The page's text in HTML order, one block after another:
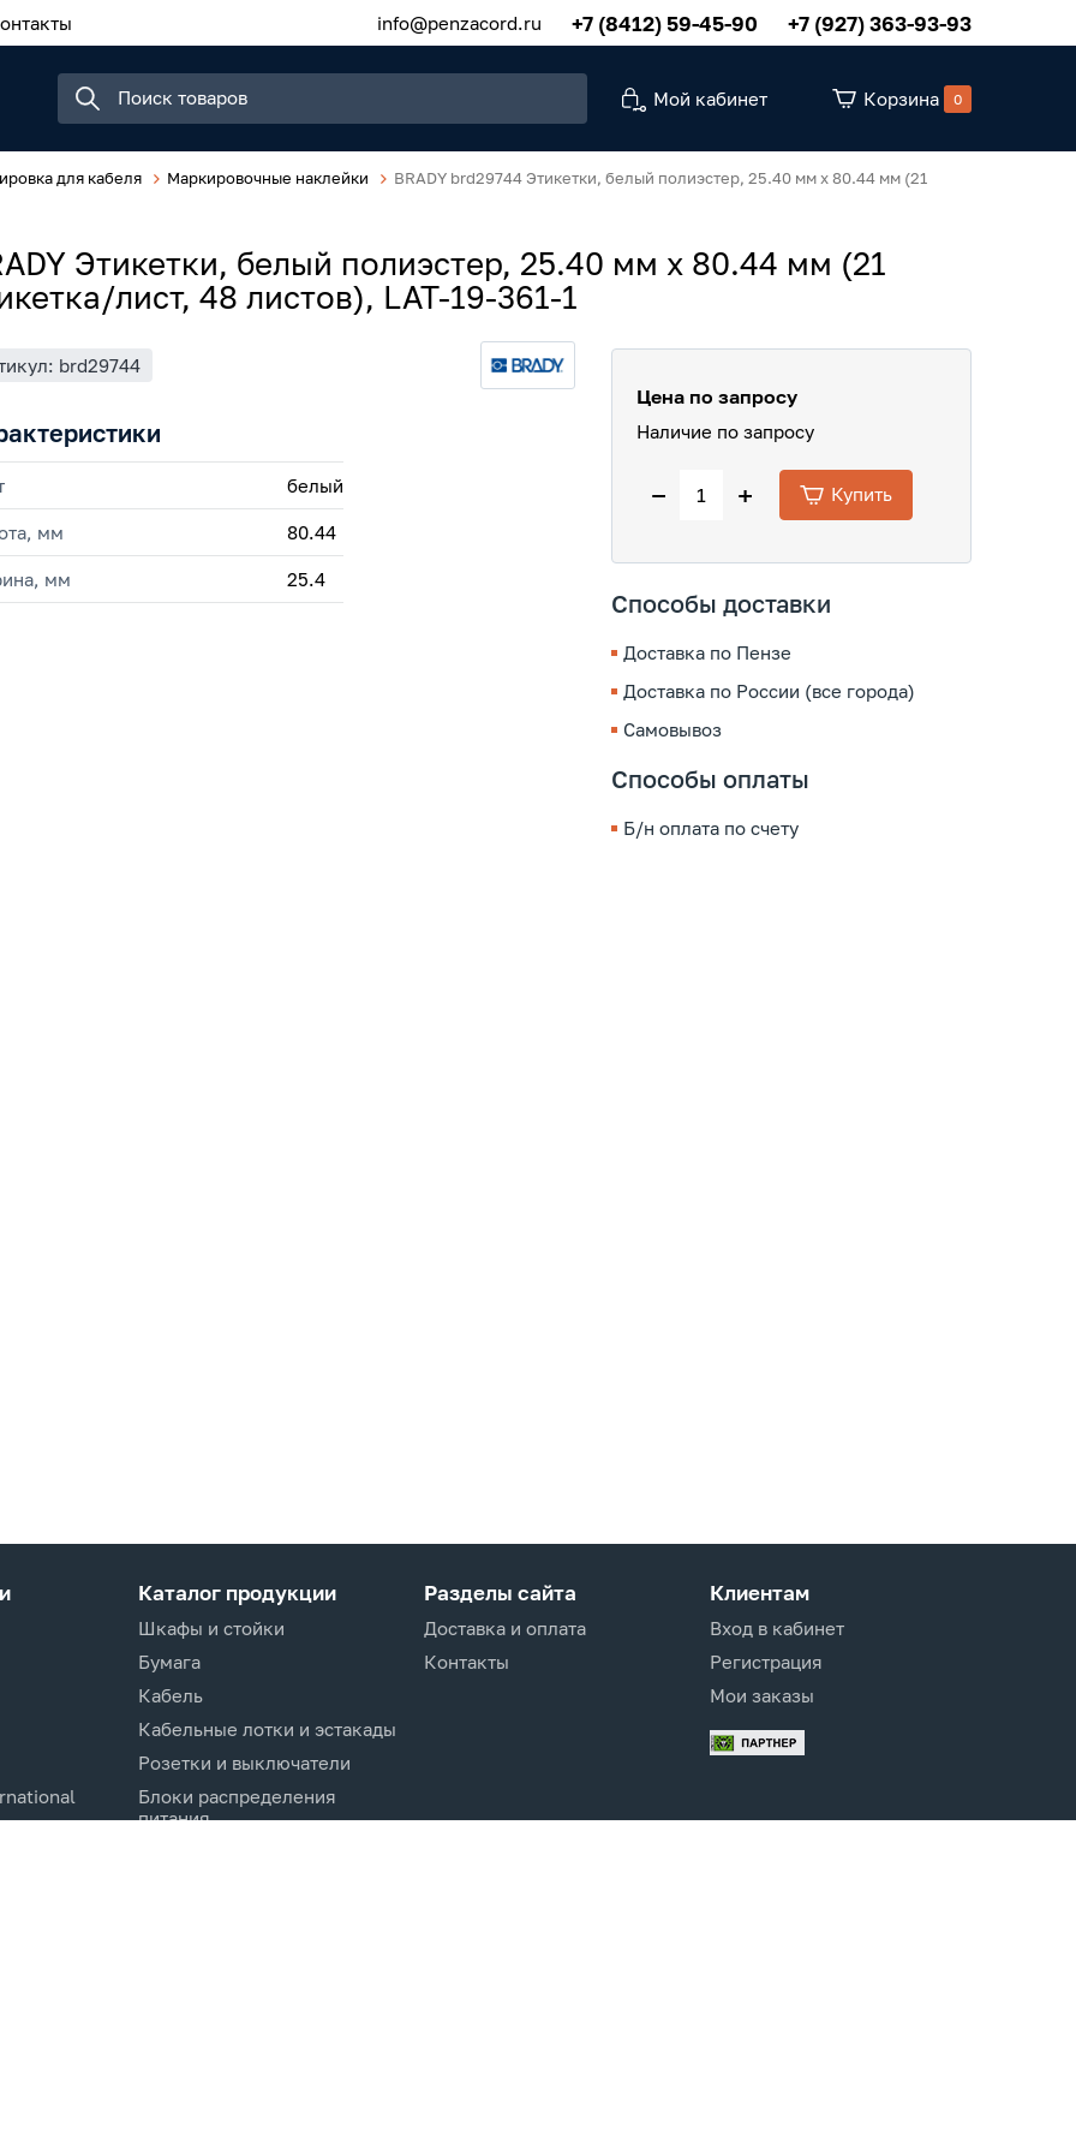
info@penzacord.ru +7 (8412) 59-45-90 +7 (927) 363-93-93
Мой кабинет Корзина 0
для кабеля Маркировочные наклейки BRADY brd29744 Этикетки, белый полиэстер, 25.40 мм х 80.44 мм (21
Этикетки, белый полиэстер, 25.40 мм х 80.44 мм (21
лист, 48 листов), LAT-19-361-1
brd29744
белый
мм 80.44
мм 25.4
Цена по запросу
Наличие по запросу
− + Купить
Способы доставки
Доставка по Пензе
Доставка по России (все города)
Самовывоз
Способы оплаты
Б/н оплата по счету
Каталог продукции
Шкафы и стойки
Бумага
Кабель
Кабельные лотки и эстакады
Розетки и выключатели
Блоки распределения
питания
Разделы сайта
Доставка и оплата
Контакты
Клиентам
Вход в кабинет
Регистрация
Мои заказы